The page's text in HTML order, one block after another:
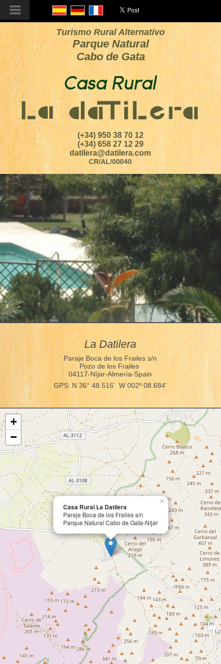
Turismo Rural Alternativo
Parque Natural
Cabo de Gata
(+34) 950 38 70 12
(+34) 658 27 12 29
datilera@datilera.com
CR/AL/00040
La Datilera
Paraje Boca de los Frailes s/n
Pozo de los Frailes
04117-Níjar-Almería-Spain
GPS: N 36° 48.516’ W 002º 08.684’
Casa Rural La Datilera
Paraje Boca de los Frailes s/n
Parque Natural Cabo de Gata-Níjar
×
+
−